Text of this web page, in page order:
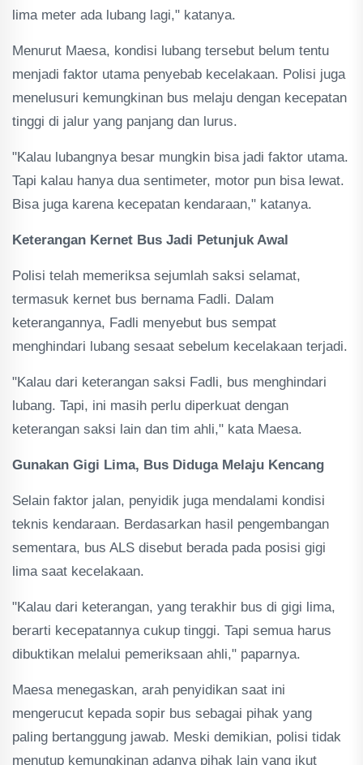
lima meter ada lubang lagi," katanya.
Menurut Maesa, kondisi lubang tersebut belum tentu
menjadi faktor utama penyebab kecelakaan. Polisi juga
menelusuri kemungkinan bus melaju dengan kecepatan
tinggi di jalur yang panjang dan lurus.
"Kalau lubangnya besar mungkin bisa jadi faktor utama.
Tapi kalau hanya dua sentimeter, motor pun bisa lewat.
Bisa juga karena kecepatan kendaraan," katanya.
Keterangan Kernet Bus Jadi Petunjuk Awal
Polisi telah memeriksa sejumlah saksi selamat,
termasuk kernet bus bernama Fadli. Dalam
keterangannya, Fadli menyebut bus sempat
menghindari lubang sesaat sebelum kecelakaan terjadi.
"Kalau dari keterangan saksi Fadli, bus menghindari
lubang. Tapi, ini masih perlu diperkuat dengan
keterangan saksi lain dan tim ahli," kata Maesa.
Gunakan Gigi Lima, Bus Diduga Melaju Kencang
Selain faktor jalan, penyidik juga mendalami kondisi
teknis kendaraan. Berdasarkan hasil pengembangan
sementara, bus ALS disebut berada pada posisi gigi
lima saat kecelakaan.
"Kalau dari keterangan, yang terakhir bus di gigi lima,
berarti kecepatannya cukup tinggi. Tapi semua harus
dibuktikan melalui pemeriksaan ahli," paparnya.
Maesa menegaskan, arah penyidikan saat ini
mengerucut kepada sopir bus sebagai pihak yang
paling bertanggung jawab. Meski demikian, polisi tidak
menutup kemungkinan adanya pihak lain yang ikut